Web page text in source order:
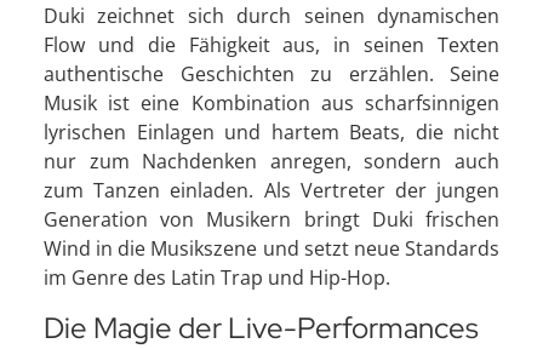
Duki zeichnet sich durch seinen dynamischen
Flow und die Fähigkeit aus, in seinen Texten
authentische Geschichten zu erzählen. Seine
Musik ist eine Kombination aus scharfsinnigen
lyrischen Einlagen und hartem Beats, die nicht
nur zum Nachdenken anregen, sondern auch
zum Tanzen einladen. Als Vertreter der jungen
Generation von Musikern bringt Duki frischen
Wind in die Musikszene und setzt neue Standards
im Genre des Latin Trap und Hip-Hop.
Die Magie der Live-Performances